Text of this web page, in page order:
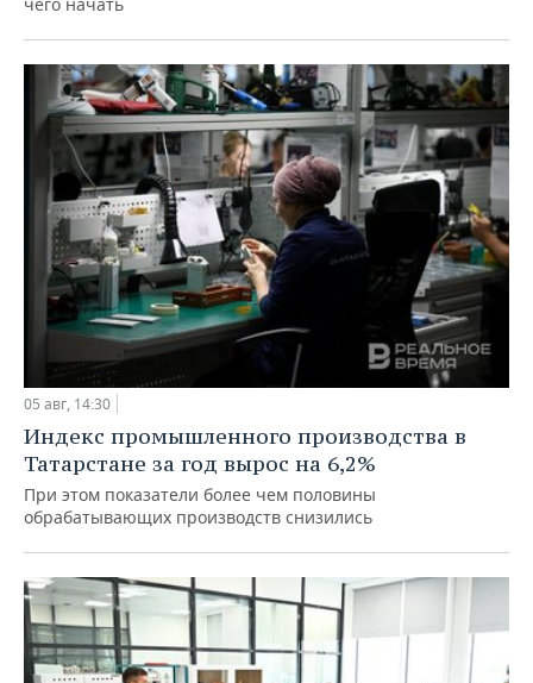
05 авг, 14:30
Индекс промышленного производства в
Татарстане за год вырос на 6,2%
При этом показатели более чем половины
обрабатывающих производств снизились